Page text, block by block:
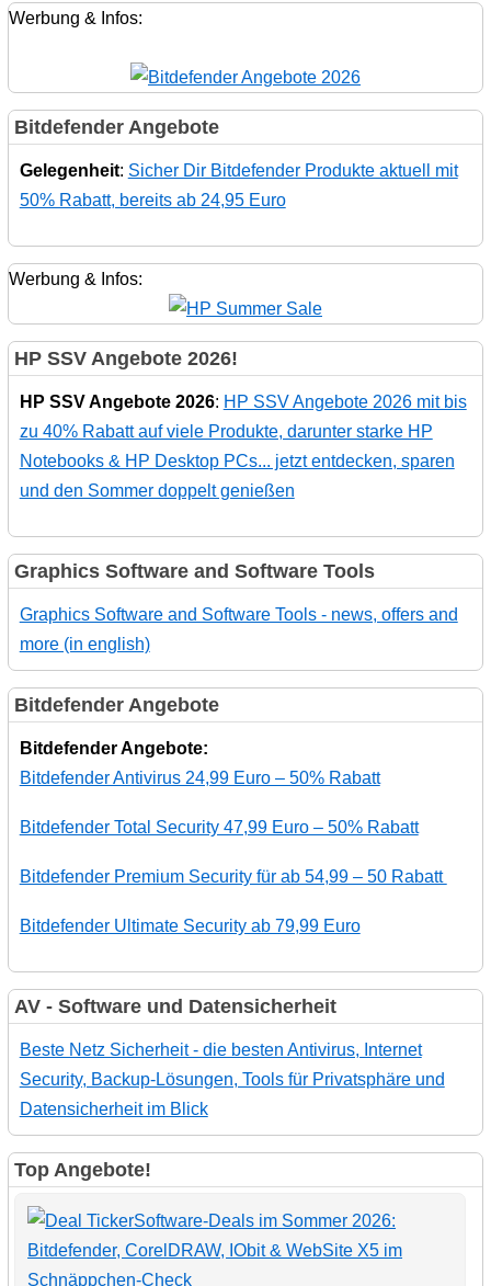
Werbung & Infos:
Bitdefender Angebote
Gelegenheit: Sicher Dir Bitdefender Produkte aktuell mit
50% Rabatt, bereits ab 24,95 Euro
Werbung & Infos:
HP SSV Angebote 2026!
HP SSV Angebote 2026: HP SSV Angebote 2026 mit bis
zu 40% Rabatt auf viele Produkte, darunter starke HP
Notebooks & HP Desktop PCs... jetzt entdecken, sparen
und den Sommer doppelt genießen
Graphics Software and Software Tools
Graphics Software and Software Tools - news, offers and
more (in english)
Bitdefender Angebote
Bitdefender Angebote:
Bitdefender Antivirus 24,99 Euro – 50% Rabatt
Bitdefender Total Security 47,99 Euro – 50% Rabatt
Bitdefender Premium Security für ab 54,99 – 50 Rabatt
Bitdefender Ultimate Security ab 79,99 Euro
AV - Software und Datensicherheit
Beste Netz Sicherheit - die besten Antivirus, Internet
Security, Backup-Lösungen, Tools für Privatsphäre und
Datensicherheit im Blick
Top Angebote!
Software-Deals im Sommer 2026:
Bitdefender, CorelDRAW, IObit & WebSite X5 im
Schnäppchen-Check